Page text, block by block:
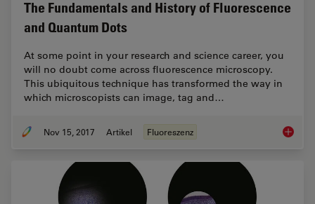
The Fundamentals and History of Fluorescence
and Quantum Dots
At some point in your research and science career, you
will no doubt come across fluorescence microscopy.
This ubiquitous technique has transformed the way in
which microscopists can image, tag and…
Nov 15, 2017 Artikel Fluoreszenz The